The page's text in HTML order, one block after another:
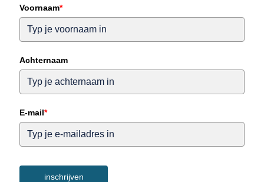
Voornaam*
Achternaam
E-mail*
inschrijven